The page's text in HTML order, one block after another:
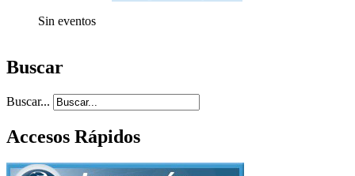
Sin eventos
Buscar
Buscar...
Accesos Rápidos